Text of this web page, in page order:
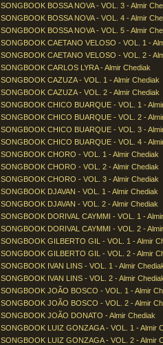
SONGBOOK BOSSA NOVA - VOL. 3 - Almir
SONGBOOK BOSSA NOVA - VOL. 4 - Almir
SONGBOOK BOSSA NOVA - VOL. 5 - Almir
SONGBOOK CAETANO VELOSO - VOL. 1 -
SONGBOOK CAETANO VELOSO - VOL. 2 -
SONGBOOK CARLOS LYRA - Almir Chediak
SONGBOOK CAZUZA - VOL. 1 - Almir Chediak
SONGBOOK CAZUZA - VOL. 2 - Almir Chediak
SONGBOOK CHICO BUARQUE - VOL. 1 -
SONGBOOK CHICO BUARQUE - VOL. 2 -
SONGBOOK CHICO BUARQUE - VOL. 3 -
SONGBOOK CHICO BUARQUE - VOL. 4 -
SONGBOOK CHORO - VOL. 1 - Almir Chediak
SONGBOOK CHORO - VOL. 2 - Almir Chediak
SONGBOOK CHORO - VOL. 3 - Almir Chediak
SONGBOOK DJAVAN - VOL. 1 - Almir Chediak
SONGBOOK DJAVAN - VOL. 2 - Almir Chediak
SONGBOOK DORIVAL CAYMMI - VOL. 1 -
SONGBOOK DORIVAL CAYMMI - VOL. 2 -
SONGBOOK GILBERTO GIL - VOL. 1 - Almir
SONGBOOK GILBERTO GIL - VOL. 2 - Almir
SONGBOOK IVAN LINS - VOL. 1 - Almir
SONGBOOK IVAN LINS - VOL. 2 - Almir
SONGBOOK JOÃO BOSCO - VOL. 1 - Almir
SONGBOOK JOÃO BOSCO - VOL. 2 - Almir
SONGBOOK JOÃO DONATO - Almir Chediak
SONGBOOK LUIZ GONZAGA - VOL. 1 - Almir
SONGBOOK LUIZ GONZAGA - VOL. 2 - Almir